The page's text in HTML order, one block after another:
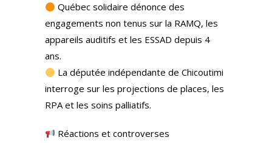
Québec solidaire dénonce des
engagements non tenus sur la RAMQ, les
appareils auditifs et les ESSAD depuis 4
ans.
La députée indépendante de Chicoutimi
interroge sur les projections de places, les
RPA et les soins palliatifs.
Réactions et controverses